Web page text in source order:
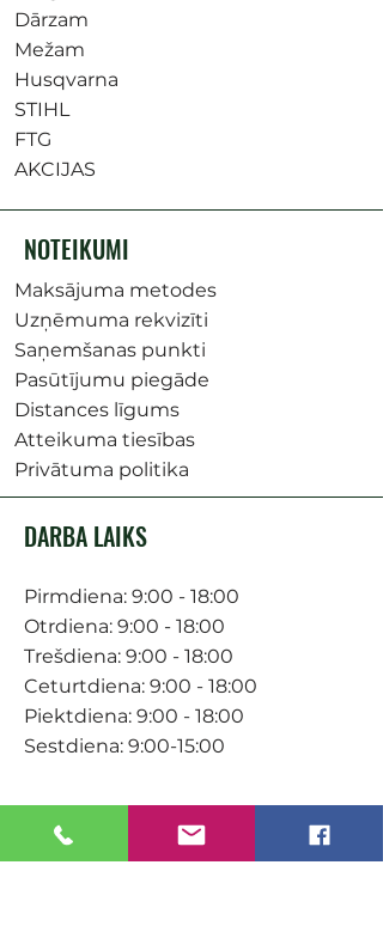
Dārzam
Mežam
Husqvarna
STIHL
FTG
AKCIJAS
NOTEIKUMI
Maksājuma metodes
Uzņēmuma rekvizīti
Saņemšanas punkti
Pasūtījumu piegāde
Distances līgums
Atteikuma tiesības
Privātuma politika
DARBA LAIKS
Pirmdiena: 9:00 - 18:00
Otrdiena: 9:00 - 18:00
Trešdiena: 9:00 - 18:00
Ceturtdiena: 9:00 - 18:00
Piektdiena: 9:00 - 18:00
Sestdiena: 9:00-15:00
KONTAKTI